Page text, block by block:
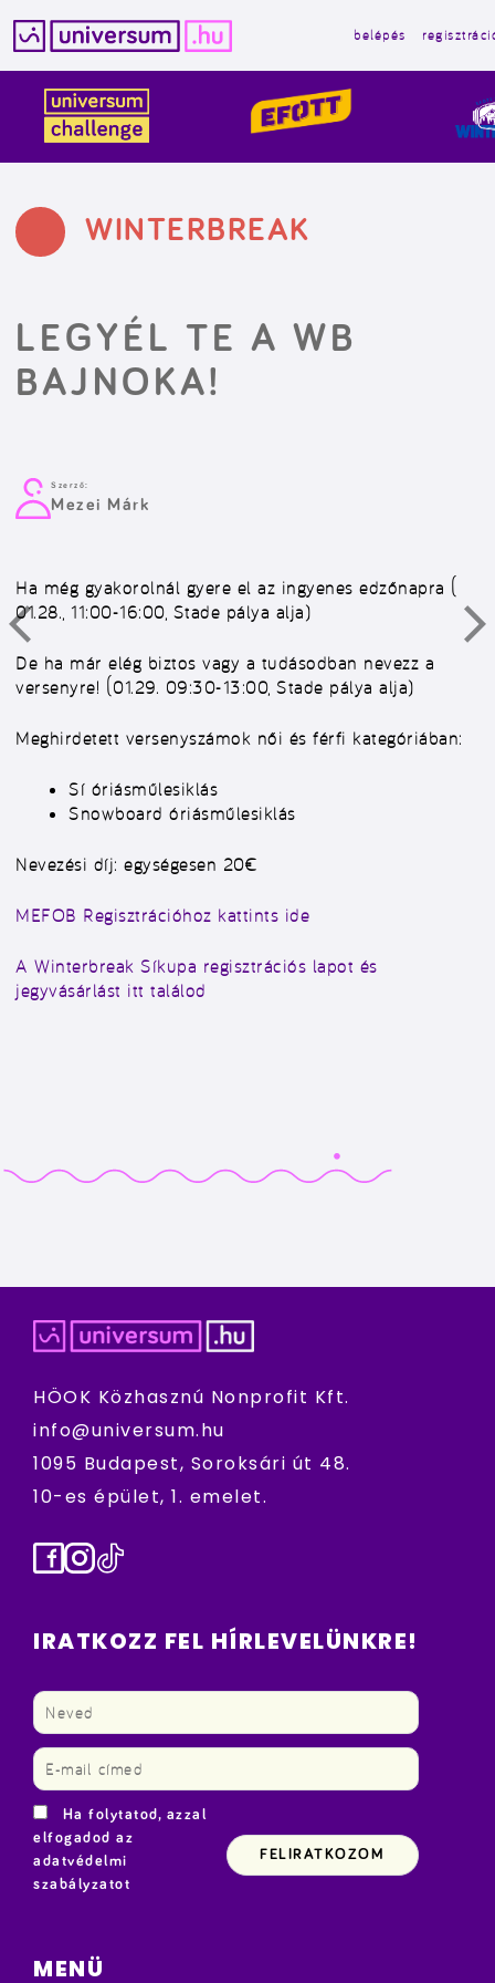
tartalomba
belépés
WINTERBREAK
LEGYÉL TE A WB
BAJNOKA!
Szerző:
Mezei Márk
Ha még gyakorolnál gyere el az ingyenes edzőnapra (
01.28., 11:00-16:00, Stade pálya alja)
De ha már elég biztos vagy a tudásodban nevezz a
versenyre! (01.29. 09:30-13:00, Stade pálya alja)
Meghirdetett versenyszámok női és férfi kategóriában:
Sí óriásműlesiklás
Snowboard óriásműlesiklás
Nevezési díj: egységesen 20€
MEFOB Regisztrációhoz kattints ide
A Winterbreak Síkupa regisztrációs lapot és
jegyvásárlást itt találod
HÖOK Közhasznú Nonprofit Kft.
info@universum.hu
1095 Budapest, Soroksári út 48.
10-es épület, 1. emelet.
Facebook
Instagram
TikTok
IRATKOZZ FEL HÍRLEVELÜNKRE!
Ha folytatod, azzal
elfogadod az
adatvédelmi
szabályzatot
MENÜ